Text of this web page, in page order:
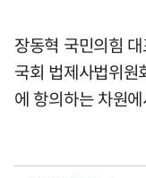
장동혁 국민의힘
국회 법제사법위
에 항의하는 차원